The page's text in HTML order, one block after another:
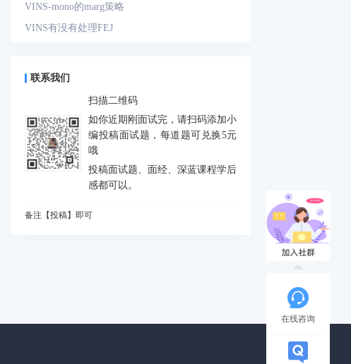
VINS-mono的marg策略
VINS有没有处理FEJ
预积分中的bias如何处理
IMU测量方程是什么？噪声模型是什么？
动态场景对定位和建图分别有什么影响
如何判断是否出现激光退化情况，为什么会出
现？如何解决？
在vio做FEJ主要是为了防止哪个自由度由不可观
什么是NDT配准
初始化过程对相机运动的要求
联系我们
扫描二维码
如你近期刚面试完，请扫码添加小
编投稿面试题，每道题可兑换5元
哦
投稿面试题、面经、深蓝课程学后
感都可以。
备注【投稿】即可
在线咨询